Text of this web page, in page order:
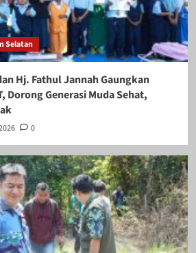
Selatan
Hj. Fathul Jannah Gaungkan
Dorong Generasi Muda Sehat,
0